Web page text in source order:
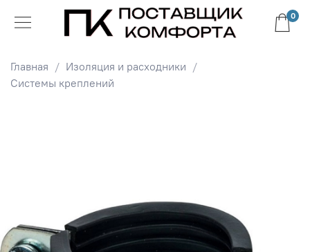
0
Главная
Изоляция и расходники
Системы креплений